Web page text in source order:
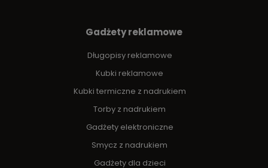
Gadżety reklamowe
Długopisy reklamowe
Kubki reklamowe
Kubki termiczne z nadrukiem
Torby z nadrukiem
Gadżety elektroniczne
Smycz z nadrukiem
Gadżety dla dzieci